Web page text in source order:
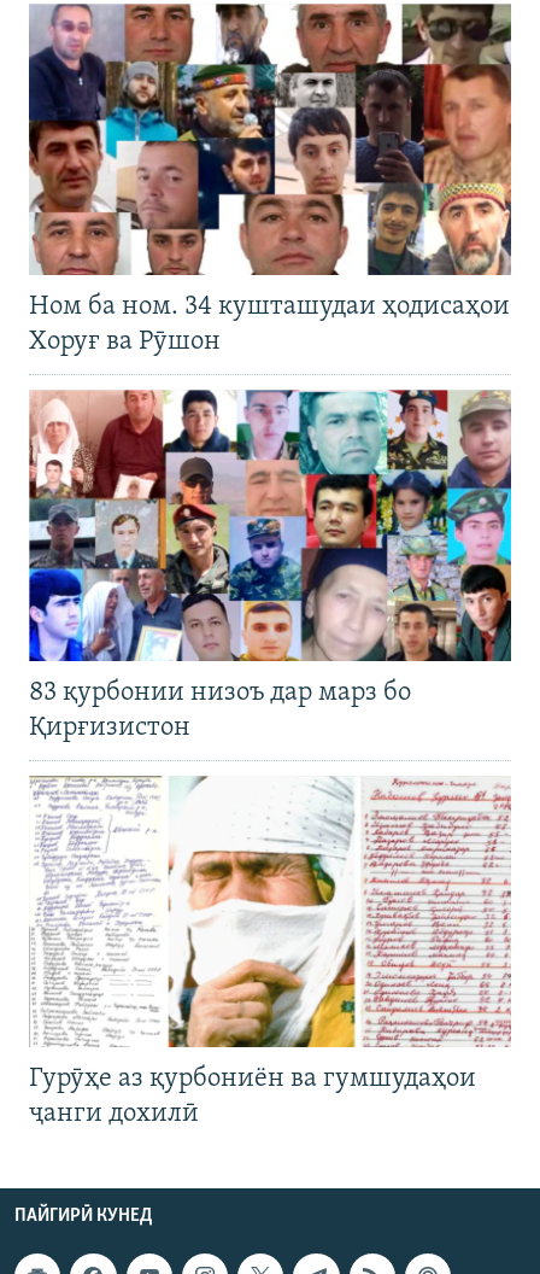
Ном ба ном. 34 кушташудаи ҳодисаҳои
Хоруғ ва Рӯшон
83 қурбонии низоъ дар марз бо
Қирғизистон
Гурӯҳе аз қурбониён ва гумшудаҳои
ҷанги дохилӣ
ПАЙГИРӢ КУНЕД